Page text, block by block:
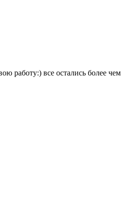
работу:) все остались более чем